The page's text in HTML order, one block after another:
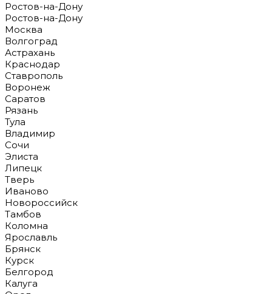
Ростов-на-Дону
Ростов-на-Дону
Москва
Волгоград
Астрахань
Краснодар
Ставрополь
Воронеж
Саратов
Рязань
Тула
Владимир
Сочи
Элиста
Липецк
Тверь
Иваново
Новороссийск
Тамбов
Коломна
Ярославль
Брянск
Курск
Белгород
Калуга